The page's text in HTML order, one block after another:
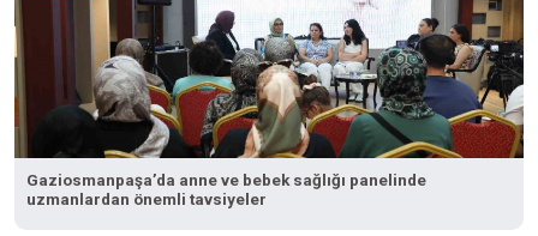
Gaziosmanpaşa’da anne ve bebek sağlığı panelinde
uzmanlardan önemli tavsiyeler